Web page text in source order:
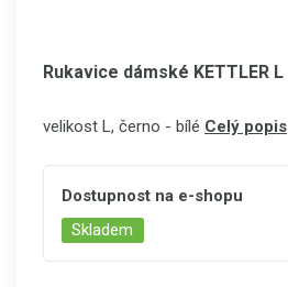
Rukavice dámské KETTLER L
velikost L, černo - bílé Celý popis
Dostupnost na e-shopu
Skladem